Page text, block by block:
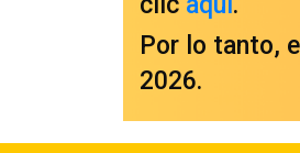
Por lo tanto,
2026.